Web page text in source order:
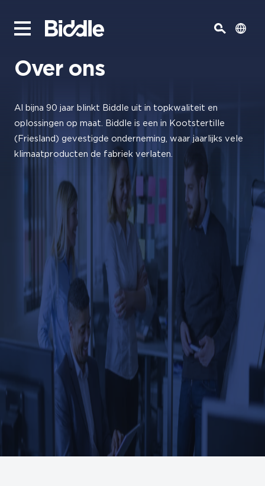
Over ons
Al bijna 90 jaar blinkt Biddle uit in topkwaliteit en
oplossingen op maat. Biddle is een in Kootstertille
(Friesland) gevestigde onderneming, waar jaarlijks vele
klimaatproducten de fabriek verlaten.